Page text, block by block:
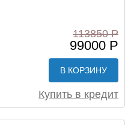
113850 Р
99000 Р
В КОРЗИНУ
Купить в кредит